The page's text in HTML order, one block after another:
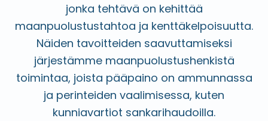
jonka tehtävä on kehittää
maanpuolustustahtoa ja kenttäkelpoisuutta.
Näiden tavoitteiden saavuttamiseksi
järjestämme maanpuolustushenkistä
toimintaa, joista pääpaino on ammunnassa
ja perinteiden vaalimisessa, kuten
kunniavartiot sankarihaudoilla.